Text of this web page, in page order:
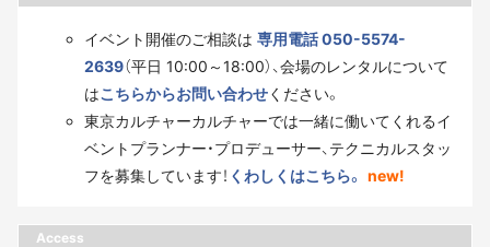
イベント開催のご相談は 専用電話 050-5574-
2639（平日 10:00～18:00）、会場のレンタルについて
はこちらからお問い合わせください。
東京カルチャーカルチャーでは一緒に働いてくれるイ
ベントプランナー・プロデューサー、テクニカルスタッ
フを募集しています！ くわしくはこちら。 new!
Access